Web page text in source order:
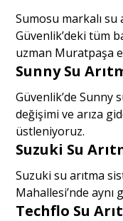
Sumosu markalı
Güvenlik’deki tüm
uzman Muratpaşa
Sunny Su
Güvenlik’de Sunny
değişimi ve arıza
üstleniyoruz.
Suzuki Su
Suzuki su arıtma
Mahallesi’nde aynı
Techflo Su